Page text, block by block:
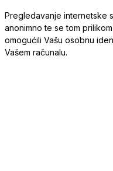
Pregledavanje internetske
anonimno te se tom
omogućili Vašu osobnu
Vašem računalu.